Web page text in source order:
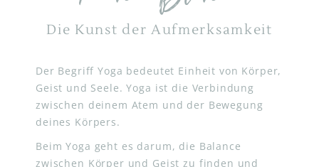
Die Kunst der Aufmerksamkeit
Der Begriff Yoga bedeutet Einheit von Körper,
Geist und Seele. Yoga ist die Verbindung
zwischen deinem Atem und der Bewegung
deines Körpers.
Beim Yoga geht es darum, die Balance
zwischen Körper und Geist zu finden und